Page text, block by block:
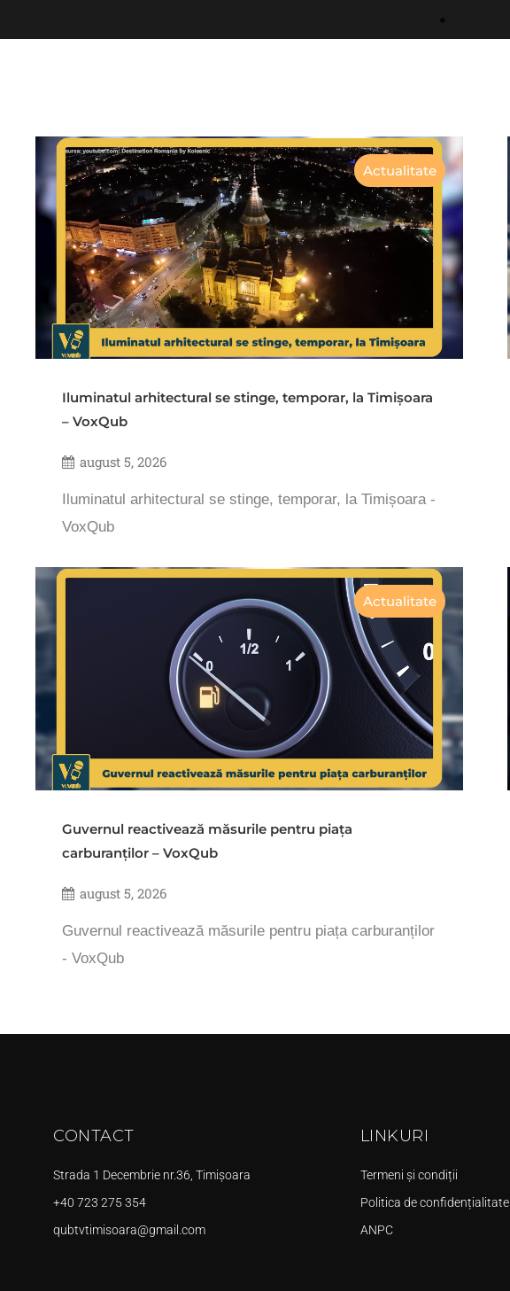
Actualitate
Iluminatul arhitectural se stinge, temporar, la Timișoara
– VoxQub
august 5, 2026
Iluminatul arhitectural se stinge, temporar, la Timișoara -
VoxQub
Actualitate
Guvernul reactivează măsurile pentru piața
carburanților – VoxQub
august 5, 2026
Guvernul reactivează măsurile pentru piața carburanților
- VoxQub
CONTACT
Strada 1 Decembrie nr.36, Timișoara
+40 723 275 354
qubtvtimisoara@gmail.com
LINKURI
Termeni și condiții
Politica de confidențialitate
ANPC